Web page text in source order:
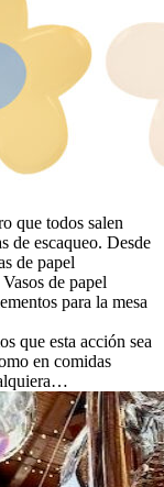
que todos salen
de escaqueo. Desde
de papel
de papel
para la mesa
que esta acción sea
en comidas